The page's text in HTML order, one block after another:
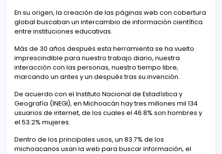
En su origen, la creación de las páginas web con cobertura
global buscaban un intercambio de información científica
entre instituciones educativas.
Más de 30 años después esta herramienta se ha vuelto
imprescindible para nuestro trabajo diario, nuestra
interacción con las personas, nuestro tiempo libre,
marcando un antes y un después tras su invención.
De acuerdo con el Instituto Nacional de Estadística y
Geografía (INEGI), en Michoacán hay tres millones mil 134
usuarios de internet, de los cuales el 46.8% son hombres y
el 53.2% mujeres.
Dentro de los principales usos, un 83.7% de los
michoacanos usan la web para buscar información, el